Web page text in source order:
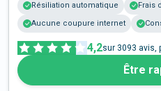
Résiliation automatique
Frais
Aucune coupure internet
4,2sur 3093 avis,
Être